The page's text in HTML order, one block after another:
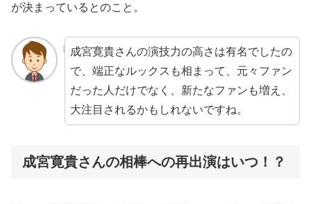
が決まっているとのこと。
成宮寛貴さんの演技力の高さは有名でしたの
で、端正なルックスも相まって、元々ファン
だった人だけでなく、新たなファンも増え、
大注目されるかもしれないですね。
成宮寛貴さんの相棒への再出演はいつ！？